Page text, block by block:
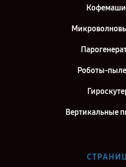
Роботы-
Вертикальные